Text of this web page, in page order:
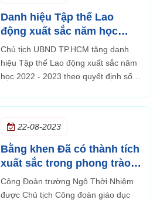
Danh hiệu Tập thể Lao
động xuất sắc năm học
2022 - 2023
Chủ tịch UBND TP.HCM tặng danh
hiệu Tập thể Lao động xuất sắc năm
học 2022 - 2023 theo quyết định số
22-08-2023
Bằng khen Đã có thành tích
xuất sắc trong phong trào
thi đua Dạy tốt - Học tốt
năm học 2022 - 2023
Công Đoàn trường Ngô Thời Nhiệm
được Chủ tịch Công đoàn giáo dục